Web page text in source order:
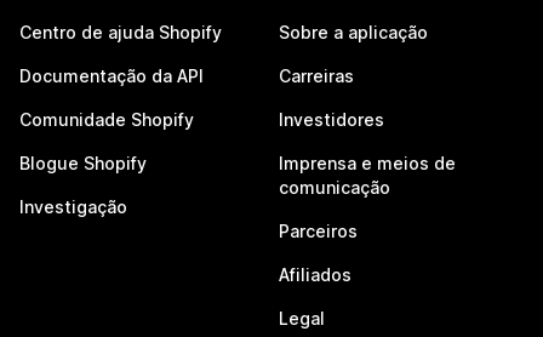
Centro de ajuda Shopify
Documentação da API
Comunidade Shopify
Blogue Shopify
Investigação
Sobre a aplicação
Carreiras
Investidores
Imprensa e meios de
comunicação
Parceiros
Afiliados
Legal